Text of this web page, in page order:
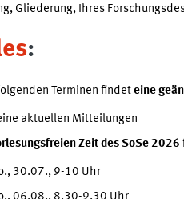
Gliederung, Ihres
:
Terminen findeteine
aktuellen Mitteilungen
Zeit des SoSe 2026
30.07., 9-10 Uhr
06.08., 8.30-9.30 Uhr